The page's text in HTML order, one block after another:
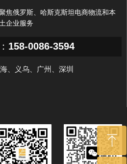
焦俄罗斯、哈斯克斯坦电商物流和本
土企业服务
158-0086-3594
、义乌、广州、深圳
ꁸ